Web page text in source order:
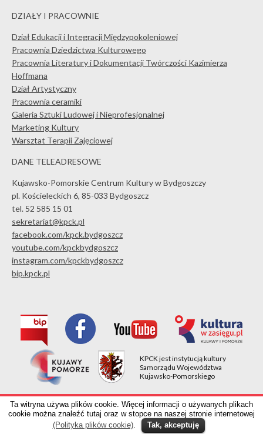
DZIAŁY I PRACOWNIE
Dział Edukacji i Integracji Międzypokoleniowej
Pracownia Dziedzictwa Kulturowego
Pracownia Literatury i Dokumentacji Twórczości Kazimierza
Hoffmana
Dział Artystyczny
Pracownia ceramiki
Galeria Sztuki Ludowej i Nieprofesjonalnej
Marketing Kultury
Warsztat Terapii Zajęciowej
DANE TELEADRESOWE
Kujawsko-Pomorskie Centrum Kultury w Bydgoszczy
pl. Kościeleckich 6, 85-033 Bydgoszcz
tel. 52 585 15 01
sekretariat@kpck.pl
facebook.com/kpck.bydgoszcz
youtube.com/kpckbydgoszcz
instagram.com/kpckbydgoszcz
bip.kpck.pl
KPCK jest instytucją kultury
Samorządu Województwa
Kujawsko-Pomorskiego
Kujawsko-Pomorskie Centrum Kultury w Bydgoszczy
pl. Kościeleckich 6, 85-033 Bydgoszcz, tel. 52 585 15 01
Ta witryna używa plików cookie. Więcej informacji o używanych plikach
cookie można znaleźć tutaj oraz w stopce na naszej stronie internetowej
(Polityka plików cookie). Tak, akceptuję